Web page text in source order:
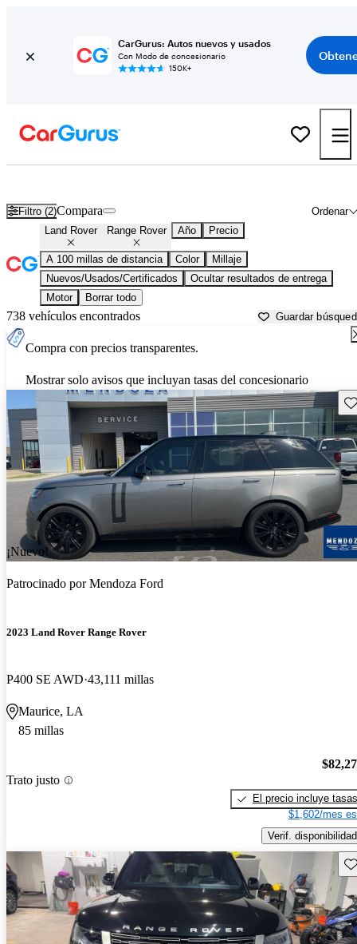
CarGurus: Autos nuevos y usados
Con Modo de concesionario
150K+
Filtro (2) Ordenar
Compara
Land Rover Range Rover Año Precio
A 100 millas de distancia Color
Millaje
Nuevos/Usados/Certificados
Ocultar resultados de entrega
Motor
Borrar todo
738 vehículos encontrados Guardar
Compra con precios transparentes.
Mostrar solo avisos que incluyan tasas del concesionario
¡Nuevo!
Patrocinado porMendoza Ford
2023 Land Rover Range Rover
P400 SE AWD 43,111 millas
Maurice, LA
85 millas
Trato justo
El precio incluye tasas
$1,602/mes
Verif. disponibilidad